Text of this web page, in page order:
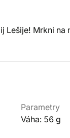
Lešije! Mrkni na
Parametry
Váha: 56 g